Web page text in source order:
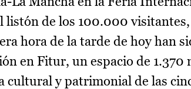
listón de los 100.000
hora de la tarde de hoy han
en Fitur, un espacio de 1.370
cultural y patrimonial de las